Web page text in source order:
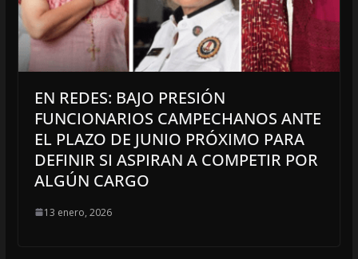
EN REDES: BAJO PRESIÓN
FUNCIONARIOS CAMPECHANOS ANTE
EL PLAZO DE JUNIO PRÓXIMO PARA
DEFINIR SI ASPIRAN A COMPETIR POR
ALGÚN CARGO
13 enero, 2026